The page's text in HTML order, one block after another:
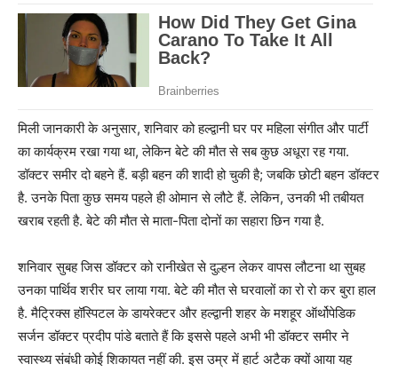
मिली जानकारी के अनुसार, शनिवार को हल्द्वानी घर पर महिला संगीत और पार्टी
का कार्यक्रम रखा गया था, लेकिन बेटे की मौत से सब कुछ अधूरा रह गया.
डॉक्टर समीर दो बहने हैं. बड़ी बहन की शादी हो चुकी है; जबकि छोटी बहन डॉक्टर
है. उनके पिता कुछ समय पहले ही ओमान से लौटे हैं. लेकिन, उनकी भी तबीयत
खराब रहती है. बेटे की मौत से माता-पिता दोनों का सहारा छिन गया है.
शनिवार सुबह जिस डॉक्टर को रानीखेत से दुल्हन लेकर वापस लौटना था सुबह
उनका पार्थिव शरीर घर लाया गया. बेटे की मौत से घरवालों का रो रो कर बुरा हाल
है. मैट्रिक्स हॉस्पिटल के डायरेक्टर और हल्द्वानी शहर के मशहूर ऑर्थोपेडिक
सर्जन डॉक्टर प्रदीप पांडे बताते हैं कि इससे पहले अभी भी डॉक्टर समीर ने
स्वास्थ्य संबंधी कोई शिकायत नहीं की. इस उम्र में हार्ट अटैक क्यों आया यह